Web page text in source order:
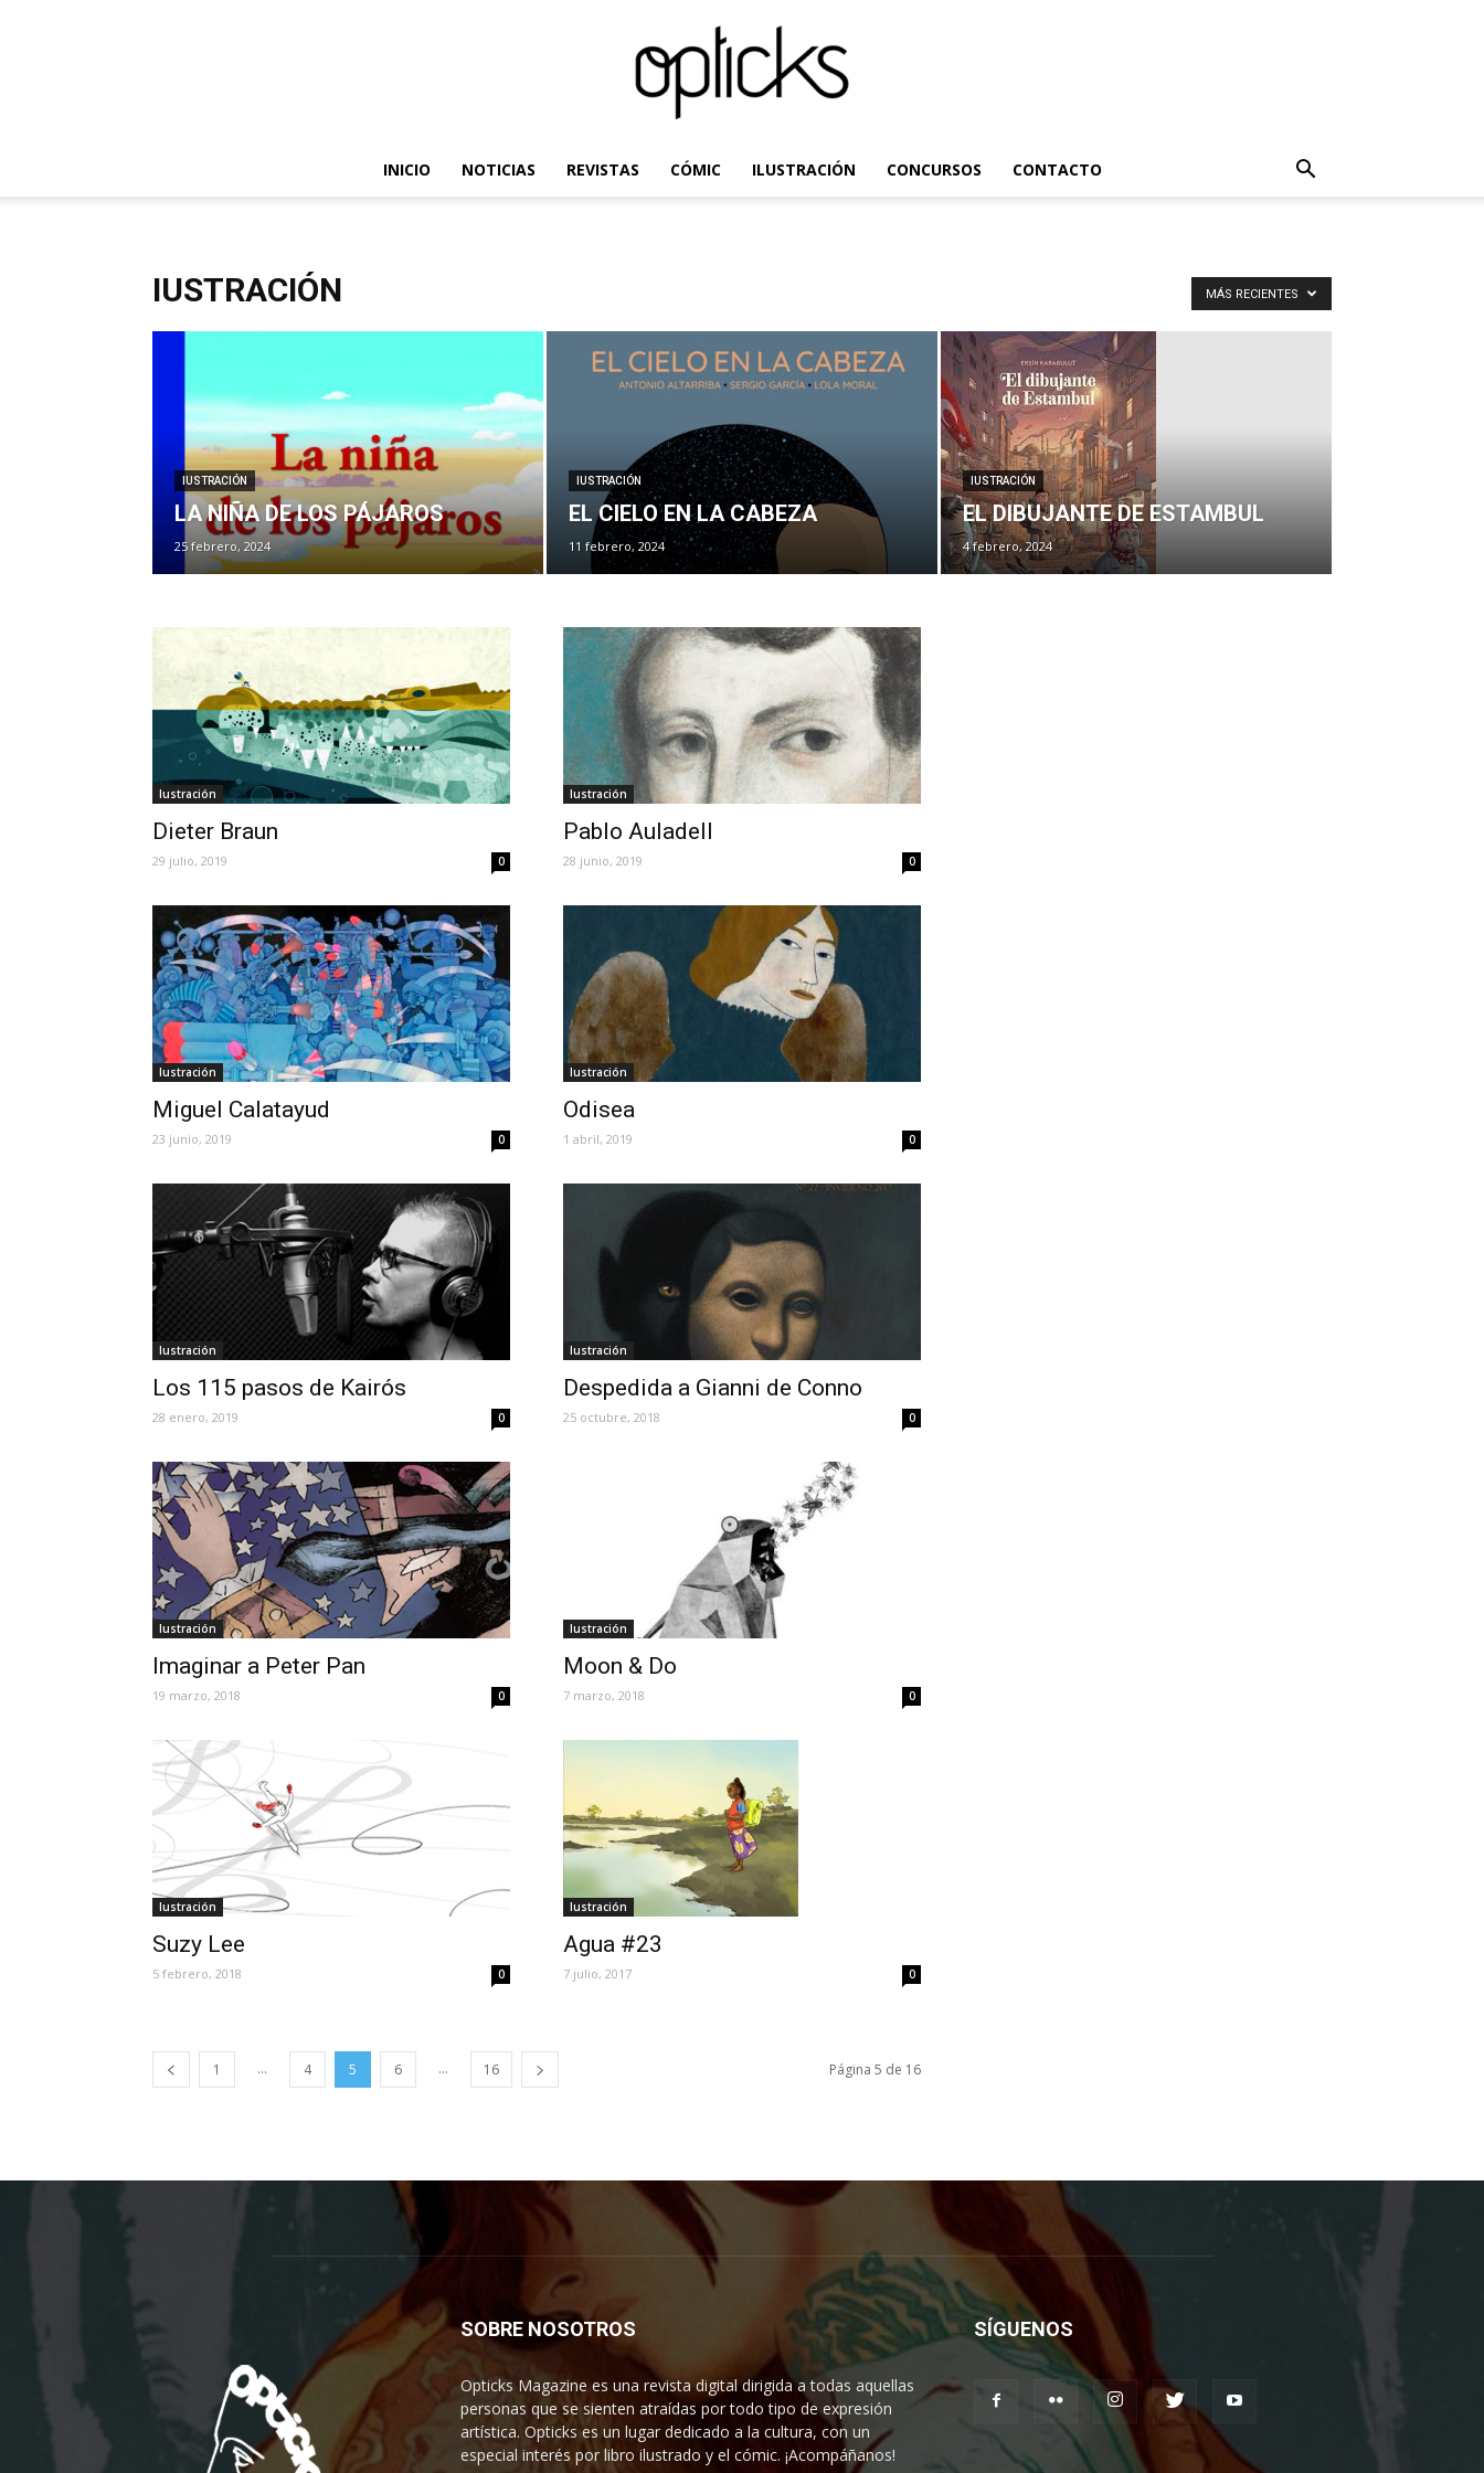
INICIO NOTICIAS REVISTAS CÓMIC ILUSTRACIÓN CONCURSOS CONTACTO
IUSTRACIÓN MÁS RECIENTES
IUSTRACIÓN
LA NIÑA DE LOS PÁJAROS
25 febrero, 2024
IUSTRACIÓN
EL CIELO EN LA CABEZA
11 febrero, 2024
IUSTRACIÓN
EL DIBUJANTE DE ESTAMBUL
4 febrero, 2024
Iustración
Dieter Braun
29 julio, 2019 0
Iustración
Pablo Auladell
28 junio, 2019 0
Iustración
Miguel Calatayud
23 junio, 2019 0
Iustración
Odisea
1 abril, 2019 0
Iustración
Los 115 pasos de Kairós
28 enero, 2019 0
Iustración
Despedida a Gianni de Conno
25 octubre, 2018 0
Iustración
Imaginar a Peter Pan
19 marzo, 2018 0
Iustración
Moon & Do
7 marzo, 2018 0
Iustración
Suzy Lee
5 febrero, 2018 0
Iustración
Agua #23
7 julio, 2017 0
1 ... 4 5 6 ... 16 Página 5 de 16
SOBRE NOSOTROS
Opticks Magazine es una revista digital dirigida a todas aquellas
personas que se sienten atraídas por todo tipo de expresión
artística. Opticks es un lugar dedicado a la cultura, con un
especial interés por libro ilustrado y el cómic. ¡Acompáñanos!
SÍGUENOS